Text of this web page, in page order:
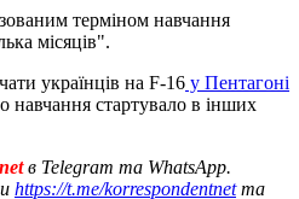
терміном навчання
місяців".
українців на F-16 у Пентагоні
навчання стартувало в інших
в Telegram та WhatsApp.
https://t.me/korrespondentnetта